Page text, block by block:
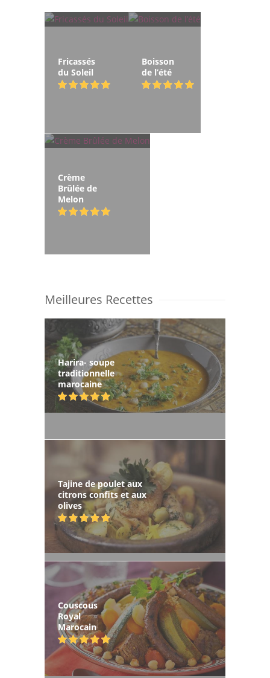
Fricassés
du Soleil
Boisson
de l’été
Crème
Brûlée de
Melon
Meilleures Recettes
Harira- soupe
traditionnelle
marocaine
Tajine de poulet aux
citrons confits et aux
olives
Couscous
Royal
Marocain